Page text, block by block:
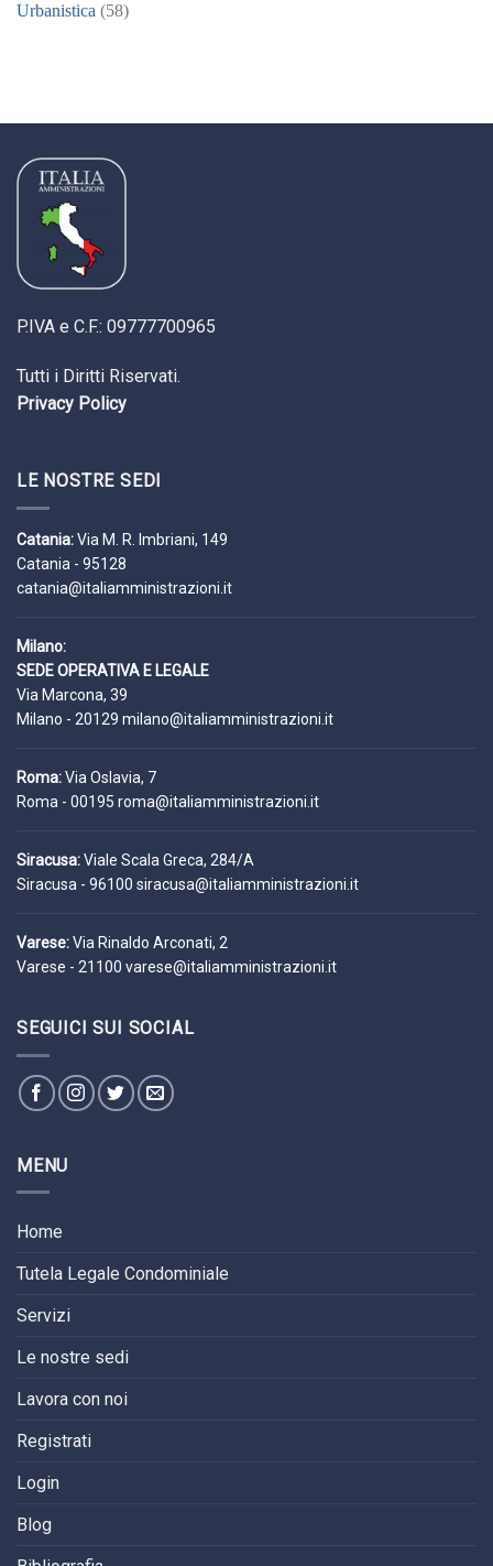
Urbanistica (58)
P.IVA e C.F.: 09777700965
Tutti i Diritti Riservati.
Privacy Policy
LE NOSTRE SEDI
Catania:Via M. R. Imbriani, 149
Catania - 95128
catania@italiamministrazioni.it
Milano:
SEDE OPERATIVA E LEGALE
Via Marcona, 39
Milano - 20129 milano@italiamministrazioni.it
Roma:Via Oslavia, 7
Roma - 00195 roma@italiamministrazioni.it
Siracusa:Viale Scala Greca, 284/A
Siracusa - 96100 siracusa@italiamministrazioni.it
Varese:Via Rinaldo Arconati, 2
Varese - 21100 varese@italiamministrazioni.it
SEGUICI SUI SOCIAL
MENU
Home
Tutela Legale Condominiale
Servizi
Le nostre sedi
Lavora con noi
Registrati
Login
Blog